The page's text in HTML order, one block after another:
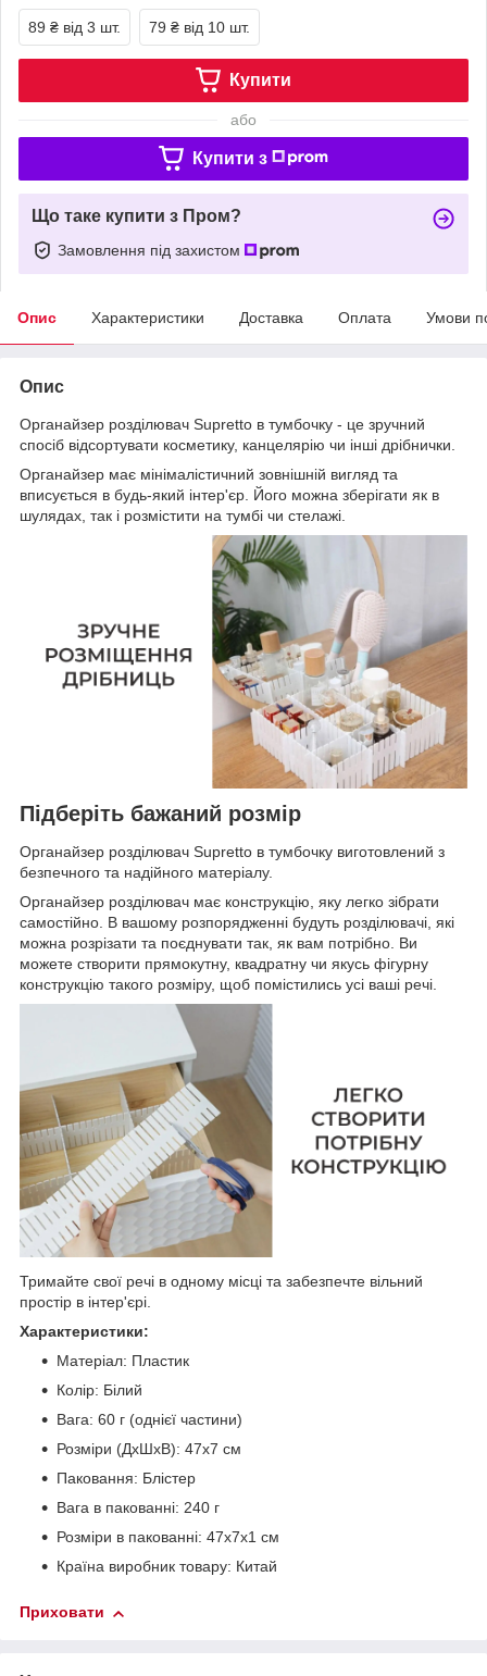
89 ₴ від 3 шт. 79 ₴ від 10 шт.
Купити
або
Купити з
Що таке купити з Пром?
Замовлення під захистом
Опис Характеристики Доставка Оплата Умови
Опис
Органайзер розділювач Supretto в тумбочку - це зручний
спосіб відсортувати косметику, канцелярію чи інші дрібнички.
Органайзер має мінімалістичний зовнішній вигляд та
вписується в будь-який інтер'єр. Його можна зберігати як в
шулядах, так і розмістити на тумбі чи стелажі.
Підберіть бажаний розмір
Органайзер розділювач Supretto в тумбочку виготовлений з
безпечного та надійного матеріалу.
Органайзер розділювач має конструкцію, яку легко зібрати
самостійно. В вашому розпорядженні будуть розділювачі, які
можна розрізати та поєднувати так, як вам потрібно. Ви
можете створити прямокутну, квадратну чи якусь фігурну
конструкцію такого розміру, щоб помістились усі ваші речі.
Тримайте свої речі в одному місці та забезпечте вільний
простір в інтер'єрі.
Характеристики:
Матеріал: Пластик
Колір: Білий
Вага: 60 г (однієї частини)
Розміри (ДхШхВ): 47х7 см
Паковання: Блістер
Вага в пакованні: 240 г
Розміри в пакованні: 47х7х1 см
Країна виробник товару: Китай
Приховати